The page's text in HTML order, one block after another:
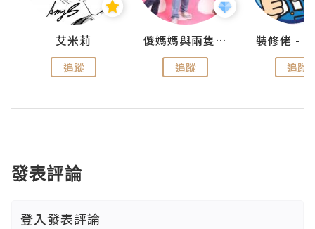
艾米莉
追蹤
儍媽媽與兩隻小魔怪之家
追蹤 追蹤
發表評論
登入發表評論